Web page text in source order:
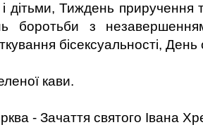
і дітьми, Тиждень
боротьби з
бісексуальності, День
кави.
- Зачаття святого Івана